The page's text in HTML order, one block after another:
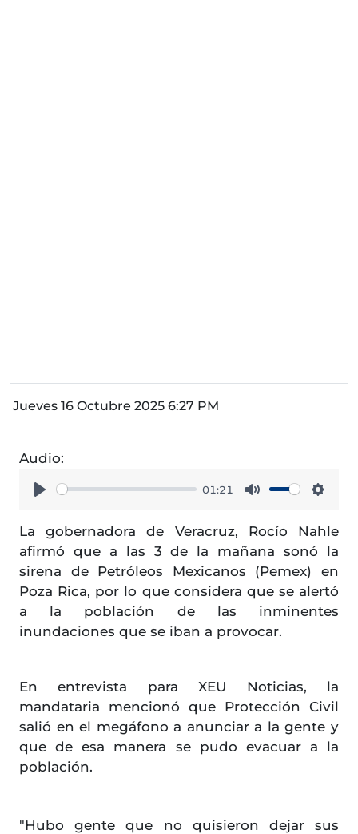
Jueves 16 Octubre 2025 6:27 PM
Audio:
01:21
La gobernadora de Veracruz, Rocío Nahle
afirmó que a las 3 de la mañana sonó la
sirena de Petróleos Mexicanos (Pemex) en
Poza Rica, por lo que considera que se alertó
a la población de las inminentes
inundaciones que se iban a provocar.
En entrevista para XEU Noticias, la
mandataria mencionó que Protección Civil
salió en el megáfono a anunciar a la gente y
que de esa manera se pudo evacuar a la
población.
"Hubo gente que no quisieron dejar sus